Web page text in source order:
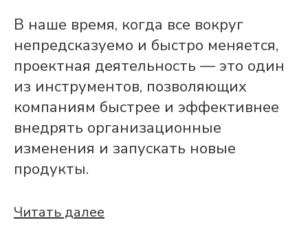
В наше время, когда все вокруг
непредсказуемо и быстро меняется,
проектная деятельность — это один
из инструментов, позволяющих
компаниям быстрее и эффективнее
внедрять организационные
изменения и запускать новые
продукты.
Читать далее